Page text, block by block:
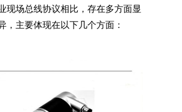
现场总线协议相比，存在多方面显
，主要体现在以下几个方面：